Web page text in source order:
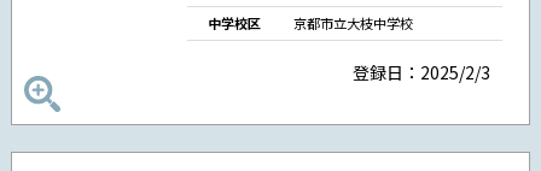
中学校区
京都市立大枝中学校
登録日：2025/2/3